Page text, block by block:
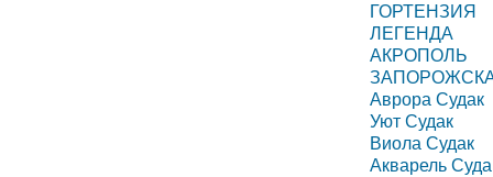
ГОРТЕНЗИЯ
ЛЕГЕНДА
АКРОПОЛЬ
Аврора Судак
Уют Судак
Виола Судак
Акварель